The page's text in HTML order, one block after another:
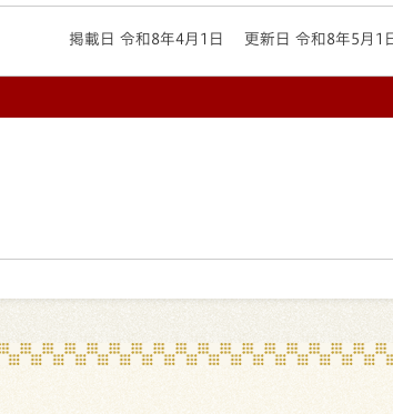
掲載日 令和8年4月1日 更新日 令和8年5月1